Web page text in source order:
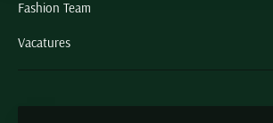
Fashion Team
Vacatures